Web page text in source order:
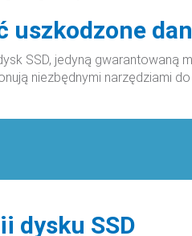
uszkodzone
SSD, jedyną gwarantowaną
niezbędnymi narzędziami
dysku SSD